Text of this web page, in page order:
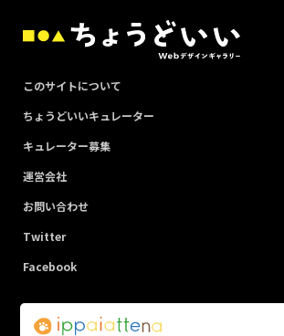
このサイトについて
ちょうどいいキュレーター
キュレーター募集
運営会社
お問い合わせ
Twitter
Facebook